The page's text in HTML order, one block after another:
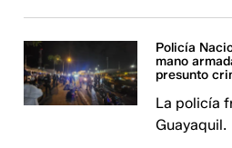
Policía
mano
presunto
La policía
Guayaquil.